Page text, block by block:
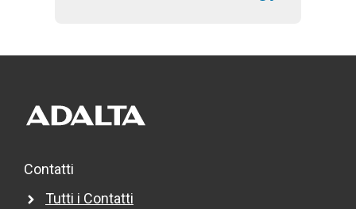
Contatti
Tutti i Contatti